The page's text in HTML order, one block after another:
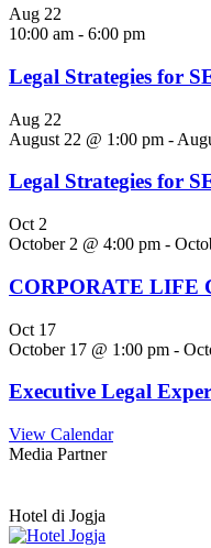
Aug 22
10:00 am - 6:00 pm
Legal Strategies for
Aug 22
August 22 @ 1:00 pm -
Legal Strategies for
Oct 2
October 2 @ 4:00 pm -
CORPORATE LIFE
Oct 17
October 17 @ 1:00 pm -
Executive Legal
View Calendar
Media Partner
Hotel di Jogja